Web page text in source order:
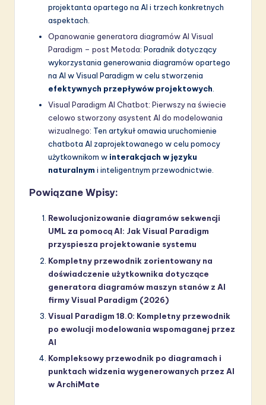
projektanta opartego na AI i trzech konkretnych
aspektach.
Opanowanie generatora diagramów AI Visual
Paradigm – post Metoda: Poradnik dotyczący
wykorzystania generowania diagramów opartego
na AI w Visual Paradigm w celu stworzenia
efektywnych przepływów projektowych.
Visual Paradigm AI Chatbot: Pierwszy na świecie
celowo stworzony asystent AI do modelowania
wizualnego: Ten artykuł omawia uruchomienie
chatbota AI zaprojektowanego w celu pomocy
użytkownikom w interakcjach w języku
naturalnym i inteligentnym przewodnictwie.
Powiązane Wpisy:
Rewolucjonizowanie diagramów sekwencji
UML za pomocą AI: Jak Visual Paradigm
przyspiesza projektowanie systemu
Kompletny przewodnik zorientowany na
doświadczenie użytkownika dotyczące
generatora diagramów maszyn stanów z AI
firmy Visual Paradigm (2026)
Visual Paradigm 18.0: Kompletny przewodnik
po ewolucji modelowania wspomaganej przez
AI
Kompleksowy przewodnik po diagramach i
punktach widzenia wygenerowanych przez AI
w ArchiMate